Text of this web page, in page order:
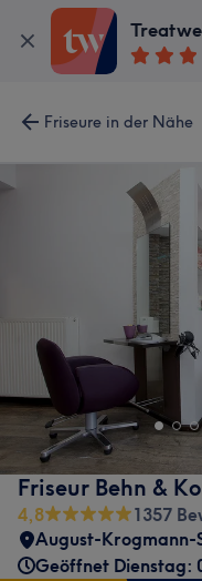
Friseure in der Nähe
Friseur Behn & Ko
4,8
1357
August-Krogmann-
Geöffnet Dienstag: